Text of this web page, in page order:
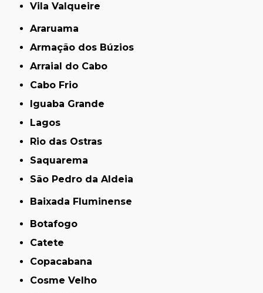
Vila Valqueire
Araruama
Armação dos Búzios
Arraial do Cabo
Cabo Frio
Iguaba Grande
Lagos
Rio das Ostras
Saquarema
São Pedro da Aldeia
Baixada Fluminense
Botafogo
Catete
Copacabana
Cosme Velho